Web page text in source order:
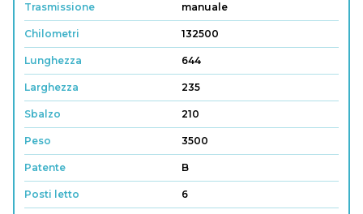
Trasmissione manuale
Chilometri 132500
Lunghezza 644
Larghezza 235
Sbalzo 210
Peso 3500
Patente B
Posti letto 6